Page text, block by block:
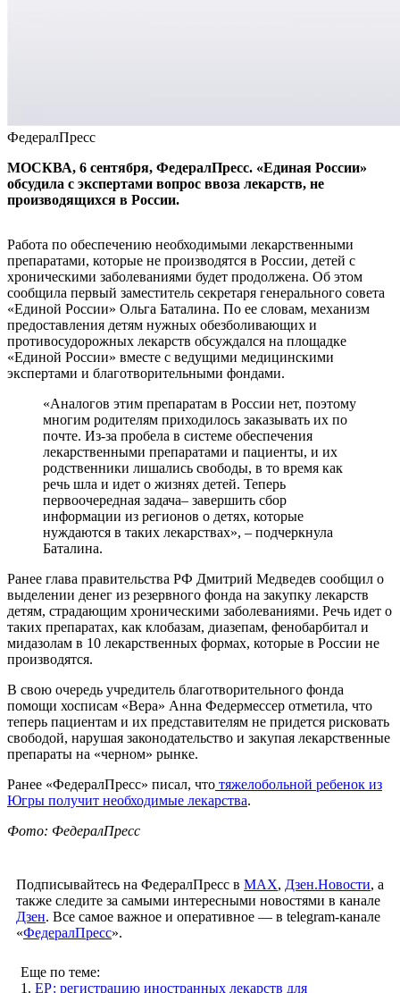
ФедералПресс
МОСКВА, 6 сентября, ФедералПресс. «Единая России»
обсудила с экспертами вопрос ввоза лекарств, не
производящихся в России.
Работа по обеспечению необходимыми лекарственными
препаратами, которые не производятся в России, детей с
хроническими заболеваниями будет продолжена. Об этом
сообщила первый заместитель секретаря генерального совета
«Единой России» Ольга Баталина. По ее словам, механизм
предоставления детям нужных обезболивающих и
противосудорожных лекарств обсуждался на площадке
«Единой России» вместе с ведущими медицинскими
экспертами и благотворительными фондами.
«Аналогов этим препаратам в России нет, поэтому
многим родителям приходилось заказывать их по
почте. Из-за пробела в системе обеспечения
лекарственными препаратами и пациенты, и их
родственники лишались свободы, в то время как
речь шла и идет о жизнях детей. Теперь
первоочередная задача– завершить сбор
информации из регионов о детях, которые
нуждаются в таких лекарствах», – подчеркнула
Баталина.
Ранее глава правительства РФ Дмитрий Медведев сообщил о
выделении денег из резервного фонда на закупку лекарств
детям, страдающим хроническими заболеваниями. Речь идет о
таких препаратах, как клобазам, диазепам, фенобарбитал и
мидазолам в 10 лекарственных формах, которые в России не
производятся.
В свою очередь учредитель благотворительного фонда
помощи хосписам «Вера» Анна Федермессер отметила, что
теперь пациентам и их представителям не придется рисковать
свободой, нарушая законодательство и закупая лекарственные
препараты на «черном» рынке.
Ранее «ФедералПресс» писал, что тяжелобольной ребенок из
Югры получит необходимые лекарства.
Фото: ФедералПресс
Подписывайтесь на ФедералПресс в МАХ, Дзен.Новости, а
также следите за самыми интересными новостями в канале
Дзен. Все самое важное и оперативное — в telegram-канале
«ФедералПресс».
Еще по теме:
1. ЕР: регистрацию иностранных лекарств для